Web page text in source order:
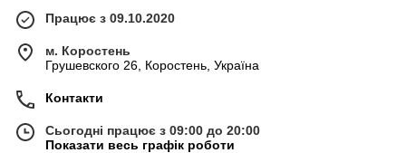
Працює з 09.10.2020
м. Коростень
Грушевского 26, Коростень, Україна
Контакти
Сьогодні працює з 09:00 до 20:00
Показати весь графік роботи